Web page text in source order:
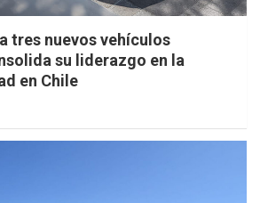
tres nuevos vehículos
su liderazgo en la
en Chile